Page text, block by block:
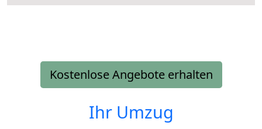
Kostenlose Angebote erhalten
Ihr Umzug